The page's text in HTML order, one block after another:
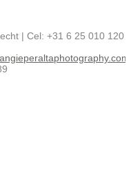
| Cel: +31 6 25 010 120